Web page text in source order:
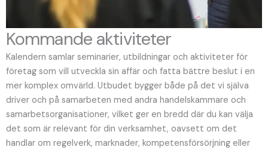
Kommande aktiviteter
Kalendern samlar seminarier, utbildningar och aktiviteter för
företag som vill utveckla sin affär och fatta bättre beslut i en
mer komplex omvärld. Utbudet bygger både på det vi själva
driver och på samarbeten med andra handelskammare och
samarbetsorganisationer, vilket ger en bredd där du kan välja
det som är relevant för din verksamhet, oavsett om det
handlar om regelverk, marknader, kompetensförsörjning eller